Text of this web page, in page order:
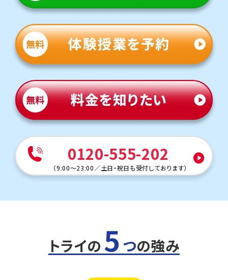
数学（教科書：東京書籍）
松本中は授業で扱った問題や類題が中心となるため、理解
を定着させることが重要です。トライでは学校で解けなか
った問題を一つひとつ克服し、自信を持ってテスト本番に臨
めるよう指導します。
英語（教科書：光村図書）
松本中は授業で扱った文法や長文が中心となるため、学校
の授業を復習することが重要です。トライでは学校で解け
なかった問題を一つひとつ克服し、自信を持ってテスト本番
に臨めるよう指導します。
人気のコース
関東学院中学校
トライは最寄り駅から徒歩10分なので、電車に乗って通塾
関東学院中は一般的な中学よりも授業の進度が早いため、
テストの範囲が広くなります。トライではお通いの学校に合
わせてカリキュラムを作成し、基礎から応用まで徹底サポ
ート。難易度の高いテストでも安定して点が取れる力を養
0120-555-202
（9:00～23:00 ／土日・祝日も受付しております）
トライの 5 つの強み